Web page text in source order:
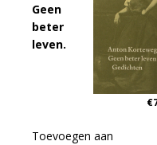
Geen
beter
leven.
€
Toevoegen aan